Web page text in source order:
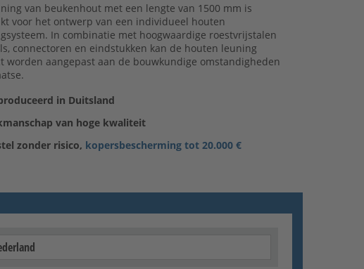
van beukenhout met een lengte van 1500 mm is
voor het ontwerp van een individueel houten
In combinatie met hoogwaardige roestvrijstalen
connectoren en eindstukken kan de houten leuning
worden aangepast aan de bouwkundige omstandigheden
in Duitsland
van hoge kwaliteit
zonder risico, kopersbescherming tot 20.000 €